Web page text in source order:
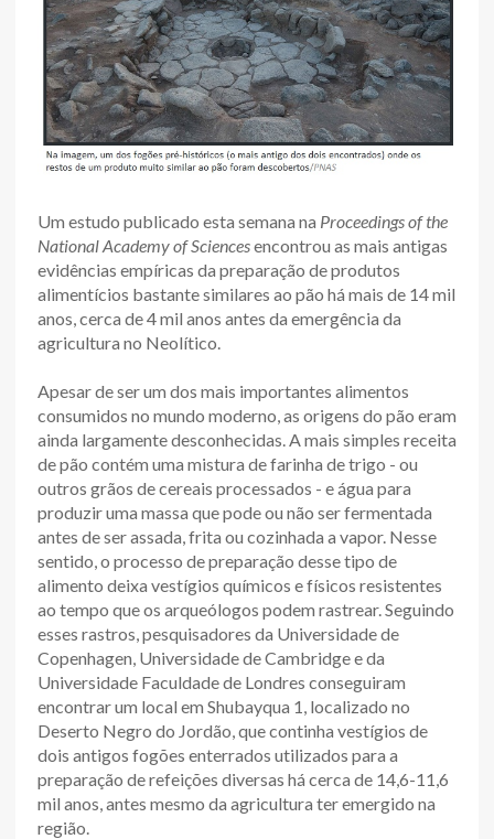
Um estudo publicado esta semana na Proceedings of the
National Academy of Sciencesencontrou as mais antigas
evidências empíricas da preparação de produtos
alimentícios bastante similares ao pão há mais de 14 mil
anos, cerca de 4 mil anos antes da emergência da
agricultura no Neolítico.
Apesar de ser um dos mais importantes alimentos
consumidos no mundo moderno, as origens do pão eram
ainda largamente desconhecidas. A mais simples receita
de pão contém uma mistura de farinha de trigo - ou
outros grãos de cereais processados - e água para
produzir uma massa que pode ou não ser fermentada
antes de ser assada, frita ou cozinhada a vapor. Nesse
sentido, o processo de preparação desse tipo de
alimento deixa vestígios químicos e físicos resistentes
ao tempo que os arqueólogos podem rastrear. Seguindo
esses rastros, pesquisadores da Universidade de
Copenhagen, Universidade de Cambridge e da
Universidade Faculdade de Londres conseguiram
encontrar um local em Shubayqua 1, localizado no
Deserto Negro do Jordão, que continha vestígios de
dois antigos fogões enterrados utilizados para a
preparação de refeições diversas há cerca de 14,6-11,6
mil anos, antes mesmo da agricultura ter emergido na
região.